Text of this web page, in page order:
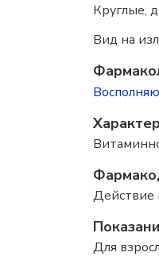
Круглые,
Вид на
Действие
Для